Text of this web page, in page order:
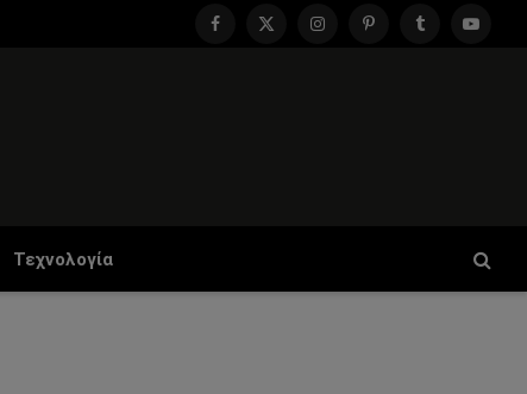
Facebook
X
InstagramPinterestTumblr
Τεχνολογία